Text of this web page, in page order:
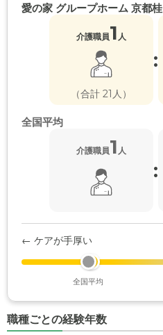
愛の家 グループホーム 京都桂
介護職員1 人
（合計 21人）
:
全国平均
介護職員1 人
:
← ケアが手厚い
全国平均
職種ごとの経験年数